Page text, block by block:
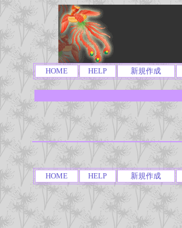
HOME HELP 新規作成
HOME HELP 新規作成